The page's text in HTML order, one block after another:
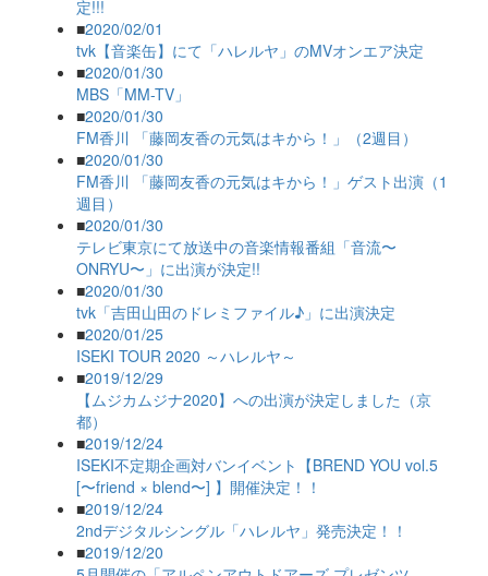
定!!!
■2020/02/01
tvk【音楽缶】にて「ハレルヤ」のMVオンエア決定
■2020/01/30
MBS「MM-TV」
■2020/01/30
FM香川 「藤岡友香の元気はキから！」（2週目）
■2020/01/30
FM香川 「藤岡友香の元気はキから！」ゲスト出演（1
週目）
■2020/01/30
テレビ東京にて放送中の音楽情報番組「音流〜
ONRYU〜」に出演が決定!!
■2020/01/30
tvk「吉田山田のドレミファイル♪」に出演決定
■2020/01/25
ISEKI TOUR 2020 ～ハレルヤ～
■2019/12/29
【ムジカムジナ2020】への出演が決定しました（京
都）
■2019/12/24
ISEKI不定期企画対バンイベント【BREND YOU vol.5
[〜friend × blend〜] 】開催決定！！
■2019/12/24
2ndデジタルシングル「ハレルヤ」発売決定！！
■2019/12/20